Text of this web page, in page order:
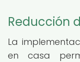
Reducción
La
en casa